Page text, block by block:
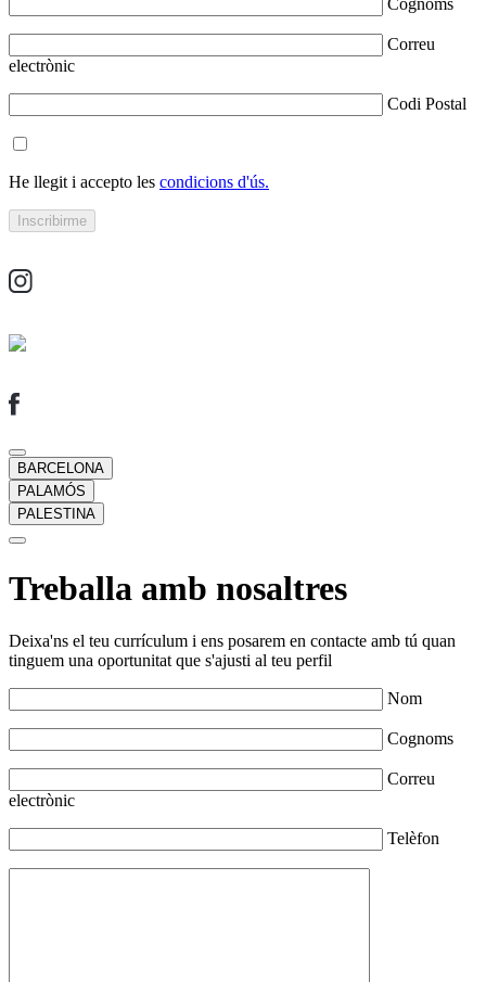
Cognoms
Correu
electrònic
Codi Postal
He llegit i accepto les condicions d'ús.
BARCELONA
PALAMÓS
PALESTINA
Treballa amb nosaltres
Deixa'ns el teu currículum i ens posarem en contacte amb tú quan
tinguem una oportunitat que s'ajusti al teu perfil
Nom
Cognoms
Correu
electrònic
Telèfon